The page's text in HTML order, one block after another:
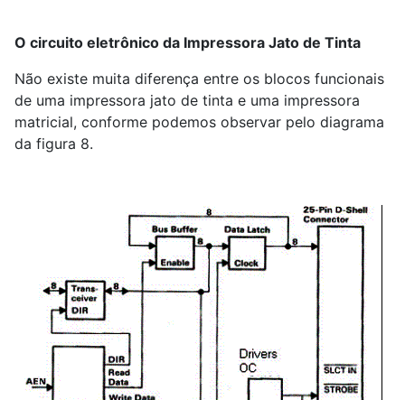
O circuito eletrônico da Impressora Jato de Tinta
Não existe muita diferença entre os blocos funcionais
de uma impressora jato de tinta e uma impressora
matricial, conforme podemos observar pelo diagrama
da figura 8.